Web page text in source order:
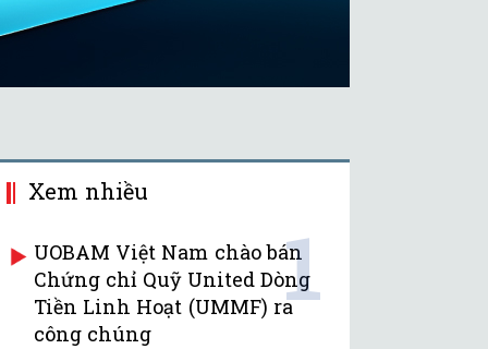
Xem nhiều
UOBAM Việt Nam chào bán
Chứng chỉ Quỹ United Dòng
Tiền Linh Hoạt (UMMF) ra
công chúng
1